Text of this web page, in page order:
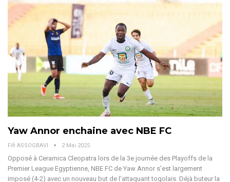
Yaw Annor enchaine avec NBE FC
Fifi ASSOGBAVI 2 Mai 2025
Opposé à Ceramica Cleopatra lors de la 3e journée des Playoffs de la
Premier League Egyptienne, NBE FC de Yaw Annor s’est largement
imposé (4-2) avec un nouveau but de l’attaquant togolais. Déjà buteur la